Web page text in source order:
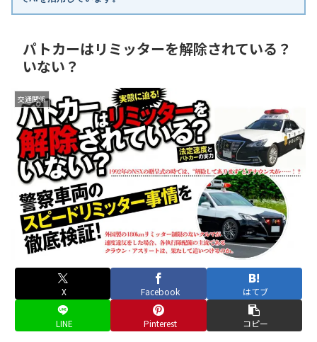
パトカーはリミッターを解除されている？
いない？
交通関係
X Facebook はてブ
LINE Pinterest コピー